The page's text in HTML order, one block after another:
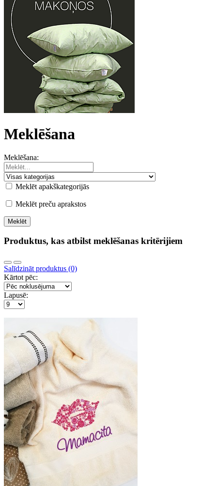
Meklēšana
Meklēšana:
Meklēt apakškategorijās
Meklēt preču aprakstos
Produktus, kas atbilst meklēšanas kritērijiem
Salīdzināt produktus (0)
Kārtot pēc:
Lapusē: